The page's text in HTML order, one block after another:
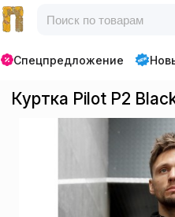
Спецпредложение
Куртка Pilot P2